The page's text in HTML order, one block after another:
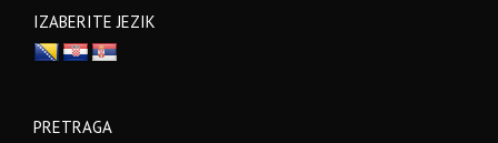
IZABERITE JEZIK
PRETRAGA